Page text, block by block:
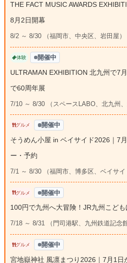
THE FACT MUSIC AWARDS
8月2日開幕
8/2 ～ 8/30 （福岡市、中央区、岩田屋）
体験 開催中
ULTRAMAN EXHIBITION 北九州で7
で60周年展
7/10 ～ 8/30 （スペースLABO、北九州、
グルメ 開催中
そうめん小屋 in ベイサイド2026｜7
ー・予約
7/1 ～ 8/30 （福岡市、博多区、ベイサイ
グルメ 開催中
100円で九州へ大冒険！JR九州こど
7/18 ～ 8/31 （門司港駅、九州鉄道記念館
グルメ 開催中
宮地嶽神社 風凛まつり2026｜7月1日